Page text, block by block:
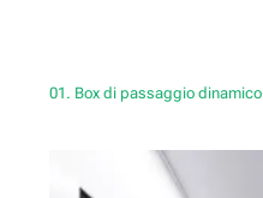
01. Box di passaggio dinamico